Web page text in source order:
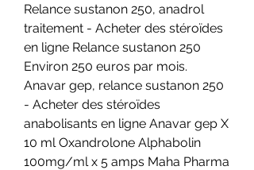
Relance sustanon 250, anadrol
traitement - Acheter des stéroïdes
en ligne Relance sustanon 250
Environ 250 euros par mois.
Anavar gep, relance sustanon 250
- Acheter des stéroïdes
anabolisants en ligne Anavar gep X
10 ml Oxandrolone Alphabolin
100mg/ml x 5 amps Maha Pharma